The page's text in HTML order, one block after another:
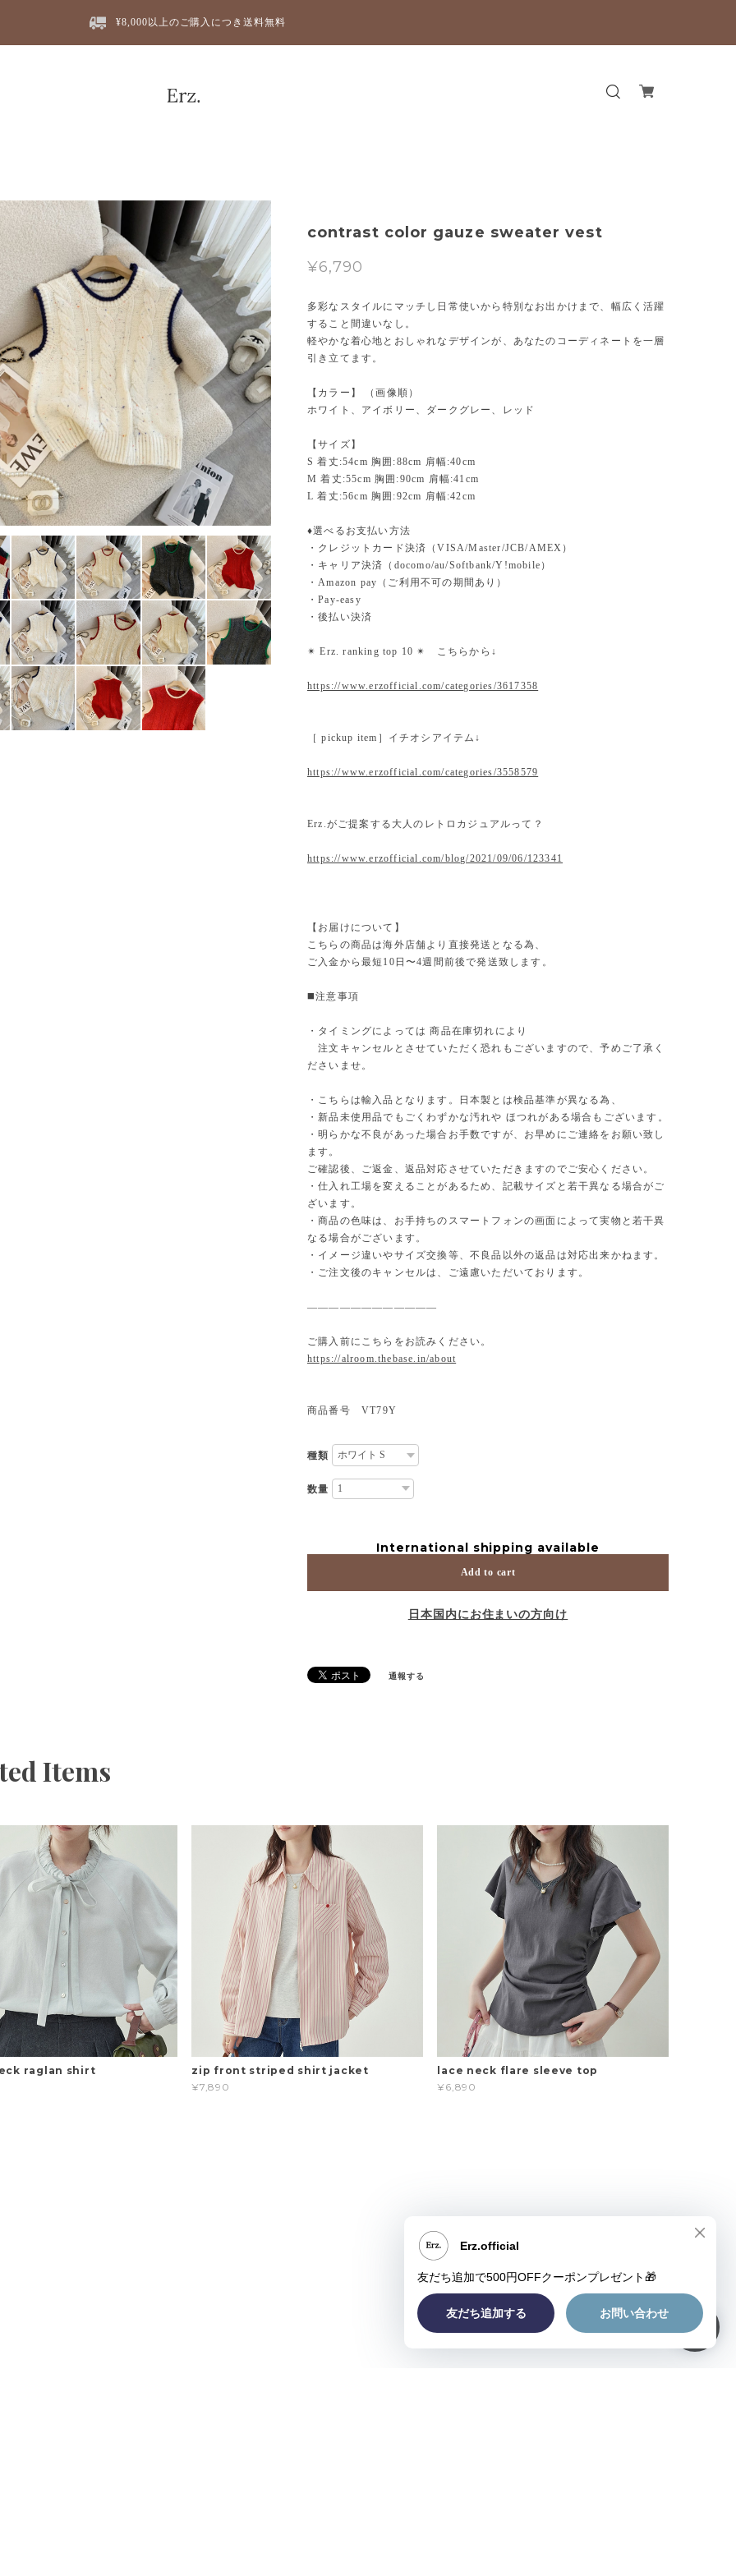
¥8,000以上のご購入につき送料無料
contrast color gauze sweater vest
¥6,790
多彩なスタイルにマッチし日常使いから特別なお出かけまで、幅広く活躍
すること間違いなし。
軽やかな着心地とおしゃれなデザインが、あなたのコーディネートを一層
引き立てます。
【カラー】 （画像順）
ホワイト、アイボリー、ダークグレー、レッド
【サイズ】
S 着丈:54cm 胸囲:88cm 肩幅:40cm
M 着丈:55cm 胸囲:90cm 肩幅:41cm
L 着丈:56cm 胸囲:92cm 肩幅:42cm
♦︎選べるお支払い方法
・クレジットカード決済（VISA/Master/JCB/AMEX）
・キャリア決済（docomo/au/Softbank/Y!mobile）
・Amazon pay（ご利用不可の期間あり）
・Pay-easy
・後払い決済
✴︎ Erz. ranking top 10 ✴︎ こちらから↓
https://www.erzofficial.com/categories/3617358
［ pickup item］イチオシアイテム↓
https://www.erzofficial.com/categories/3558579
Erz.がご提案する大人のレトロカジュアルって？
https://www.erzofficial.com/blog/2021/09/06/123341
【お届けについて】
こちらの商品は海外店舗より直接発送となる為、
ご入金から最短10日〜4週間前後で発送致します。
◼️注意事項
・タイミングによっては 商品在庫切れにより
注文キャンセルとさせていただく恐れもございますので、予めご了承く
ださいませ。
・こちらは輸入品となります。日本製とは検品基準が異なる為、
・新品未使用品でもごくわずかな汚れや ほつれがある場合もございます。
・明らかな不良があった場合お手数ですが、お早めにご連絡をお願い致し
ます。
ご確認後、ご返金、返品対応させていただきますのでご安心ください。
・仕入れ工場を変えることがあるため、記載サイズと若干異なる場合がご
ざいます。
・商品の色味は、お手持ちのスマートフォンの画面によって実物と若干異
なる場合がございます。
・イメージ違いやサイズ交換等、不良品以外の返品は対応出来かねます。
・ご注文後のキャンセルは、ご遠慮いただいております。
————————————
ご購入前にこちらをお読みください。
https://alroom.thebase.in/about
商品番号 VT79Y
種類
数量
International shipping available
Add to cart
日本国内にお住まいの方向け
通報する
Items
raglan shirt
zip front striped shirt jacket
¥7,890
lace neck flare sleeve top
¥6,890